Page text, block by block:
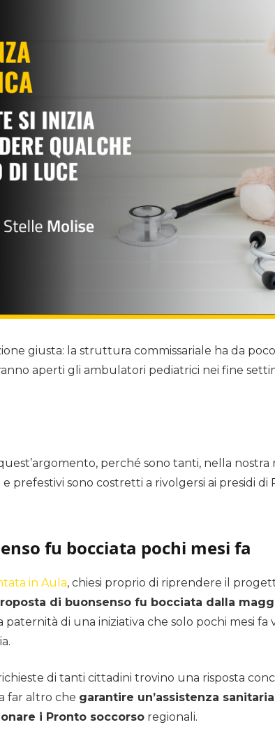
giusta: la struttura commissariale ha da
aperti gli ambulatori pediatrici nei fine
perché sono tanti, nella
prefestivi sono costretti a rivolgersi ai presidi di
fu bocciata pochi mesi fa
in Aula, chiesi proprio di riprendere il
di buonsenso fu bocciata dalla
di una iniziativa che solo pochi mesi fa
di tanti cittadini trovino una risposta
far altro che garantire un’assistenza
i Pronto soccorso regionali.